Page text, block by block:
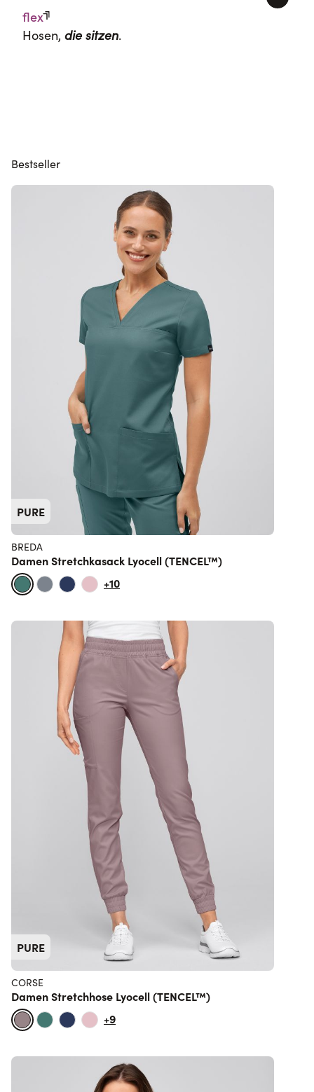
flex
Hosen, die sitzen.
Bestseller
PURE
BREDA
Damen Stretchkasack Lyocell (TENCEL™)
+10
PURE
CORSE
Damen Stretchhose Lyocell (TENCEL™)
+9